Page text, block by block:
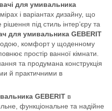
для умивальника
і варіантах дизайну, що
під стиль інтер’єру та
для умивальника GEBERIT
комфорт у щоденному
простір ванної кімнати.
та продумана конструкція
й практичними в
GEBERIT в
функціональне та надійне